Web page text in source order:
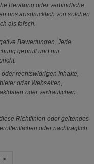
Beratung oder verbindliche
uns ausdrücklich von solchen
als falsch.
Bewertungen. Jede
geprüft und nur
rechtswidrigen Inhalte,
oder Webseiten,
oder vertraulichen
Richtlinien oder geltendes
oder nachträglich
>